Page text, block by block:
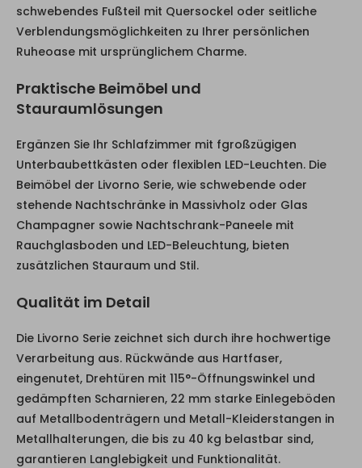
schwebendes Fußteil mit Quersockel oder seitliche
Verblendungsmöglichkeiten zu Ihrer persönlichen
Ruheoase mit ursprünglichem Charme.
Praktische Beimöbel und
Stauraumlösungen
Ergänzen Sie Ihr Schlafzimmer mit fgroßzügigen
Unterbaubettkästen oder flexiblen LED-Leuchten. Die
Beimöbel der Livorno Serie, wie schwebende oder
stehende Nachtschränke in Massivholz oder Glas
Champagner sowie Nachtschrank-Paneele mit
Rauchglasboden und LED-Beleuchtung, bieten
zusätzlichen Stauraum und Stil.
Qualität im Detail
Die Livorno Serie zeichnet sich durch ihre hochwertige
Verarbeitung aus. Rückwände aus Hartfaser,
eingenutet, Drehtüren mit 115°-Öffnungswinkel und
gedämpften Scharnieren, 22 mm starke Einlegeböden
auf Metallbodenträgern und Metall-Kleiderstangen in
Metallhalterungen, die bis zu 40 kg belastbar sind,
garantieren Langlebigkeit und Funktionalität.